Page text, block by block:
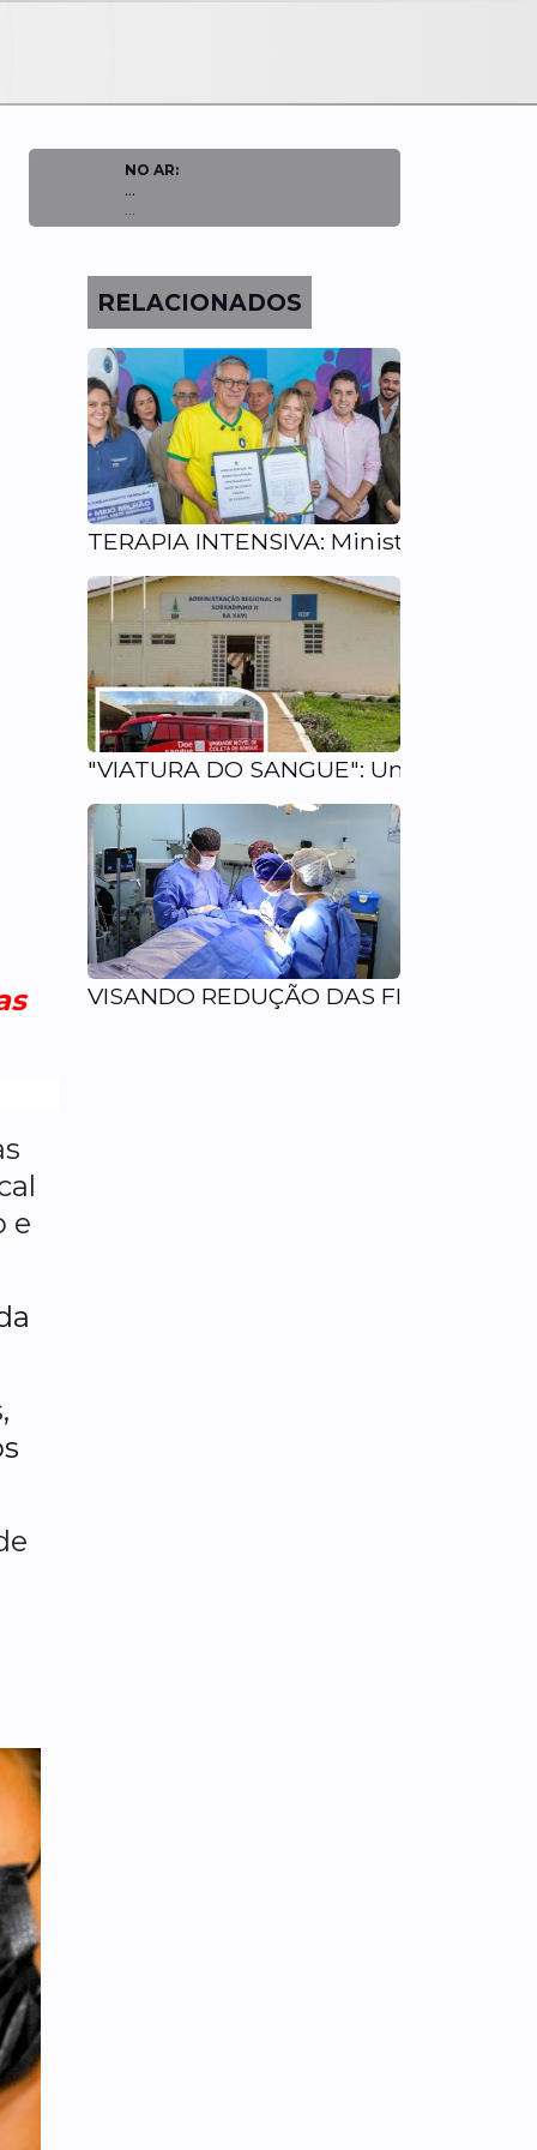
NO AR:
...
e
RELACIONADOS
TERAPIA INTENSIVA: Ministério da
"VIATURA DO SANGUE": Unidade
VISANDO REDUÇÃO DAS FILAS: